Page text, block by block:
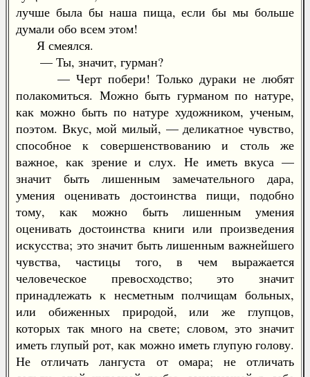
лучше была бы наша пища, если бы мы больше
думали обо всем этом!
Я смеялся.
— Ты, значит, гурман?
— Черт побери! Только дураки не любят
полакомиться. Можно быть гурманом по натуре,
как можно быть по натуре художником, ученым,
поэтом. Вкус, мой милый, — деликатное чувство,
способное к совершенствованию и столь же
важное, как зрение и слух. Не иметь вкуса —
значит быть лишенным замечательного дара,
умения оценивать достоинства пищи, подобно
тому, как можно быть лишенным умения
оценивать достоинства книги или произведения
искусства; это значит быть лишенным важнейшего
чувства, частицы того, в чем выражается
человеческое превосходство; это значит
принадлежать к несметным полчищам больных,
или обиженных природой, или же глупцов,
которых так много на свете; словом, это значит
иметь глупый рот, как можно иметь глупую голову.
Не отличать лангуста от омара; не отличать